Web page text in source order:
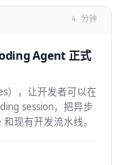
4 分钟
Agent 正式
），让开发者可以在
session，把异步
现有开发流水线。